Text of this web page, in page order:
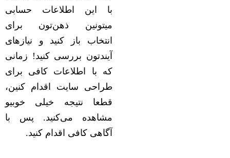
با این اطلاعات حسابی
میتونین ذهن‌تون برای
انتخاب باز کنید و نیازهای
آیندتون بررسی کنید! زمانی
که با اطلاعات کافی برای
طراحی سایت اقدام کنین،
قطعا نتیجه خیلی خوبیو
مشاهده می‌کنید. پس با
آگاهی کافی اقدام کنید.